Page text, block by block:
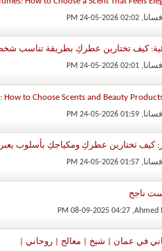
‏, 24-05-2026 02:02 PM
كيف تختارين عطركِ بطريقة تناسب
‏, 24-05-2026 02:01 PM
How to Choose Scents and Beauty
‏, 24-05-2026 01:59 PM
كيف تختارين عطركِ ومكياجكِ بأسلوب
‏, 24-05-2026 01:57 PM
ناجح
Ahmed
‏, 08-09-2025 04:27 PM
في عمان | شيخ | معالج | روحاني |